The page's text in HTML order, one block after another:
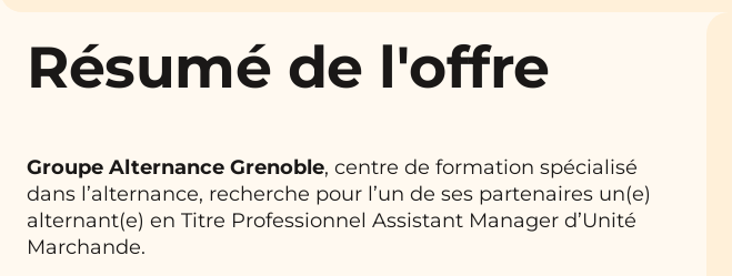
Résumé de l'offre
Groupe Alternance Grenoble, centre de formation spécialisé
dans l’alternance, recherche pour l’un de ses partenaires un(e)
alternant(e) en Titre Professionnel Assistant Manager d’Unité
Marchande.